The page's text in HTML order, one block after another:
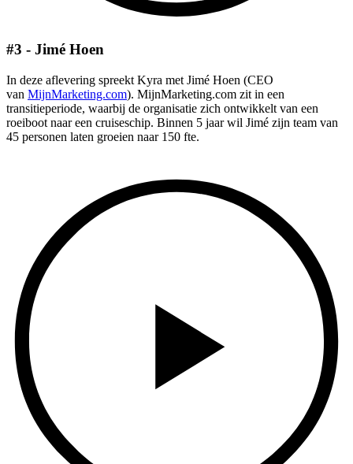
#3 - Jimé Hoen
In deze aflevering spreekt Kyra met Jimé Hoen (CEO
van MijnMarketing.com). MijnMarketing.com zit in een
transitieperiode, waarbij de organisatie zich ontwikkelt van een
roeiboot naar een cruiseschip. Binnen 5 jaar wil Jimé zijn team van
45 personen laten groeien naar 150 fte.